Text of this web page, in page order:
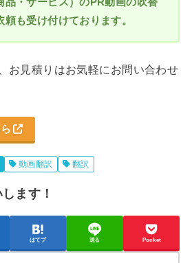
頼も受け付けております。
お見積りはお気軽にお問い合わせ
動画翻訳 翻訳
ます！
はてブ 送る Pocket